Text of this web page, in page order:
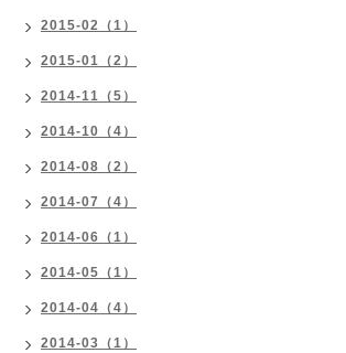
2015-02（1）
2015-01（2）
2014-11（5）
2014-10（4）
2014-08（2）
2014-07（4）
2014-06（1）
2014-05（1）
2014-04（4）
2014-03（1）